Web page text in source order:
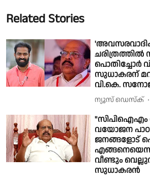
Related Stories
ചരിത്രത്തിൽ
പൊതിച്ചോർ
സുധാകരന്
വി.കെ.
ന്യൂസ് ഡെസ്ക്
"സിപിഐഎം
വയോജന
ജനങ്ങളോട്
വീണ്ടും
സുധാകരൻ